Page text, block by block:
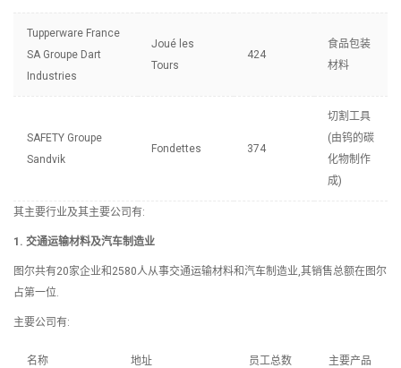
Tupperware France
SA Groupe Dart
Industries
Joué les
Tours
424
食品包装
材料
SAFETY Groupe
Sandvik
Fondettes 374
切割工具
(由钨的碳
化物制作
成)
其主要行业及其主要公司有:
1. 交通运输材料及汽车制造业
图尔共有20家企业和2580人从事交通运输材料和汽车制造业,其销售总额在图尔
占第一位.
主要公司有:
名称 地址 员工总数 主要产品